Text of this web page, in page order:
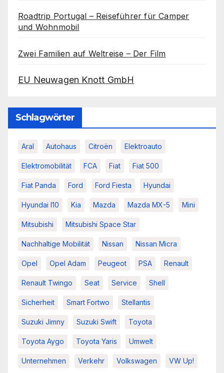
Roadtrip Portugal – Reiseführer für Camper
und Wohnmobil
Zwei Familien auf Weltreise – Der Film
EU Neuwagen Knott GmbH
Schlagwörter
Aral Autohaus Citroën Elektroauto
Elektromobilität FCA Fiat Fiat 500
Fiat Panda Ford Ford Fiesta Hyundai
Hyundai I10 Kia Mazda Mazda MX-5 Mini
Mitsubishi Mitsubishi Space Star
Nachhaltige Mobilität Nissan Nissan Micra
Opel Opel Adam Peugeot PSA Renault
Renault Twingo Seat Service Shell
Sicherheit Smart Fortwo Stellantis
Suzuki Jimny Suzuki Swift Toyota
Toyota Aygo Toyota Yaris Umwelt
Unternehmen Verkehr Volkswagen VW Up!